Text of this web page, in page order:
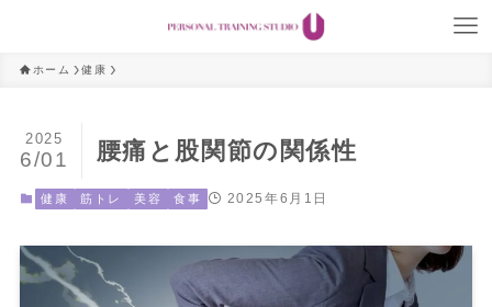
ホーム 健康
腰痛と股関節の関係性
2025
6/01
健康 筋トレ 美容 食事 2025年6月1日